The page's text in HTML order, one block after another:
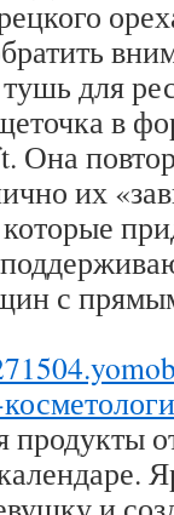
для
в
Она
их
с
продукты